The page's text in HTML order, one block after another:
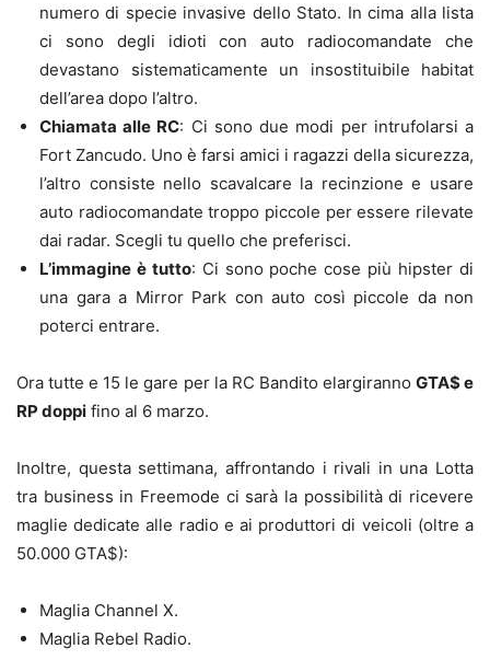
numero di specie invasive dello Stato. In cima alla lista
ci sono degli idioti con auto radiocomandate che
devastano sistematicamente un insostituibile habitat
dell’area dopo l’altro.
Chiamata alle RC: Ci sono due modi per intrufolarsi a
Fort Zancudo. Uno è farsi amici i ragazzi della sicurezza,
l’altro consiste nello scavalcare la recinzione e usare
auto radiocomandate troppo piccole per essere rilevate
dai radar. Scegli tu quello che preferisci.
L’immagine è tutto: Ci sono poche cose più hipster di
una gara a Mirror Park con auto così piccole da non
poterci entrare.
Ora tutte e 15 le gare per la RC Bandito elargiranno GTA$ e
RP doppi fino al 6 marzo.
Inoltre, questa settimana, affrontando i rivali in una Lotta
tra business in Freemode ci sarà la possibilità di ricevere
maglie dedicate alle radio e ai produttori di veicoli (oltre a
50.000 GTA$):
Maglia Channel X.
Maglia Rebel Radio.